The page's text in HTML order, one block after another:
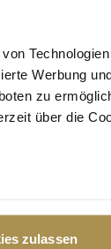
Werbung
zu
über die
zulassen